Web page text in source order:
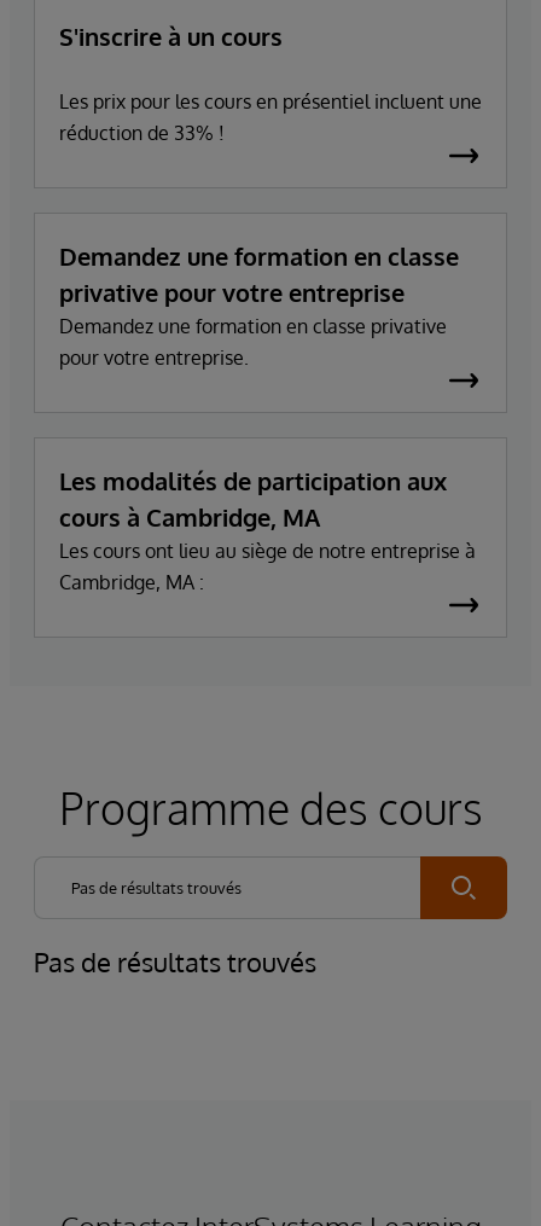
S'inscrire à un cours
Les prix pour les cours en présentiel incluent une
réduction de 33% !
Demandez une formation en classe
privative pour votre entreprise
Demandez une formation en classe privative
pour votre entreprise.
Les modalités de participation aux
cours à Cambridge, MA
Les cours ont lieu au siège de notre entreprise à
Cambridge, MA :
Programme des cours
Submit
Pas de résultats trouvés